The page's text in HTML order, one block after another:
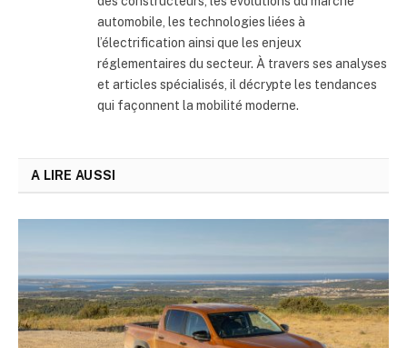
automobile, les technologies liées à
l’électrification ainsi que les enjeux
réglementaires du secteur. À travers ses analyses
et articles spécialisés, il décrypte les tendances
qui façonnent la mobilité moderne.
A LIRE AUSSI